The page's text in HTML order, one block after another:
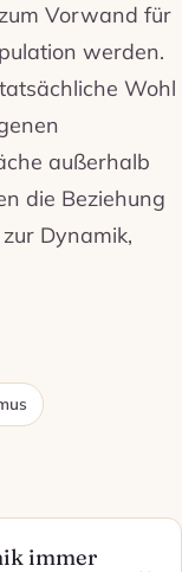
Vorwand für
werden.
Wohl
außerhalb
die Beziehung
Dynamik,
immer